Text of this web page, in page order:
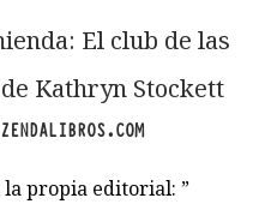
El club de las
Kathryn Stockett
ZENDALIBROS.COM
la propia editorial: ”